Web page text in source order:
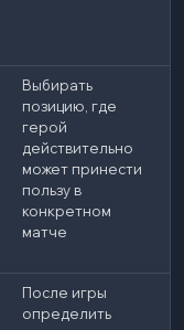
Выбирать
позицию, где
герой
действительно
может принести
пользу в
конкретном
матче
После игры
определить